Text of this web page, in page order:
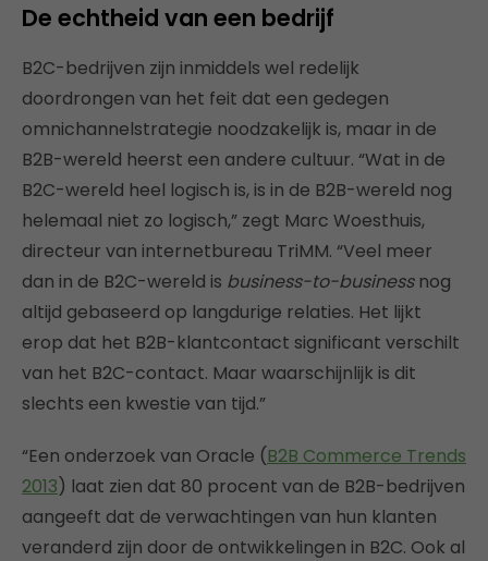
De echtheid van een bedrijf
B2C-bedrijven zijn inmiddels wel redelijk
doordrongen van het feit dat een gedegen
omnichannelstrategie noodzakelijk is, maar in de
B2B-wereld heerst een andere cultuur. “Wat in de
B2C-wereld heel logisch is, is in de B2B-wereld nog
helemaal niet zo logisch,” zegt Marc Woesthuis,
directeur van internetbureau TriMM. “Veel meer
dan in de B2C-wereld is business-to-businessnog
altijd gebaseerd op langdurige relaties. Het lijkt
erop dat het B2B-klantcontact significant verschilt
van het B2C-contact. Maar waarschijnlijk is dit
slechts een kwestie van tijd.”
“Een onderzoek van Oracle (B2B Commerce Trends
2013) laat zien dat 80 procent van de B2B-bedrijven
aangeeft dat de verwachtingen van hun klanten
veranderd zijn door de ontwikkelingen in B2C. Ook al